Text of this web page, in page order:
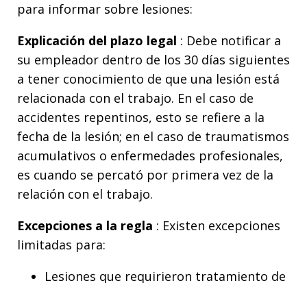
para informar sobre lesiones:
Explicación del plazo legal : Debe notificar a
su empleador dentro de los 30 días siguientes
a tener conocimiento de que una lesión está
relacionada con el trabajo. En el caso de
accidentes repentinos, esto se refiere a la
fecha de la lesión; en el caso de traumatismos
acumulativos o enfermedades profesionales,
es cuando se percató por primera vez de la
relación con el trabajo.
Excepciones a la regla : Existen excepciones
limitadas para:
Lesiones que requirieron tratamiento de